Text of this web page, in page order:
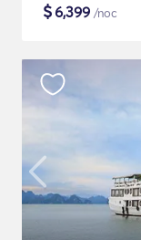
$6,399 /noc